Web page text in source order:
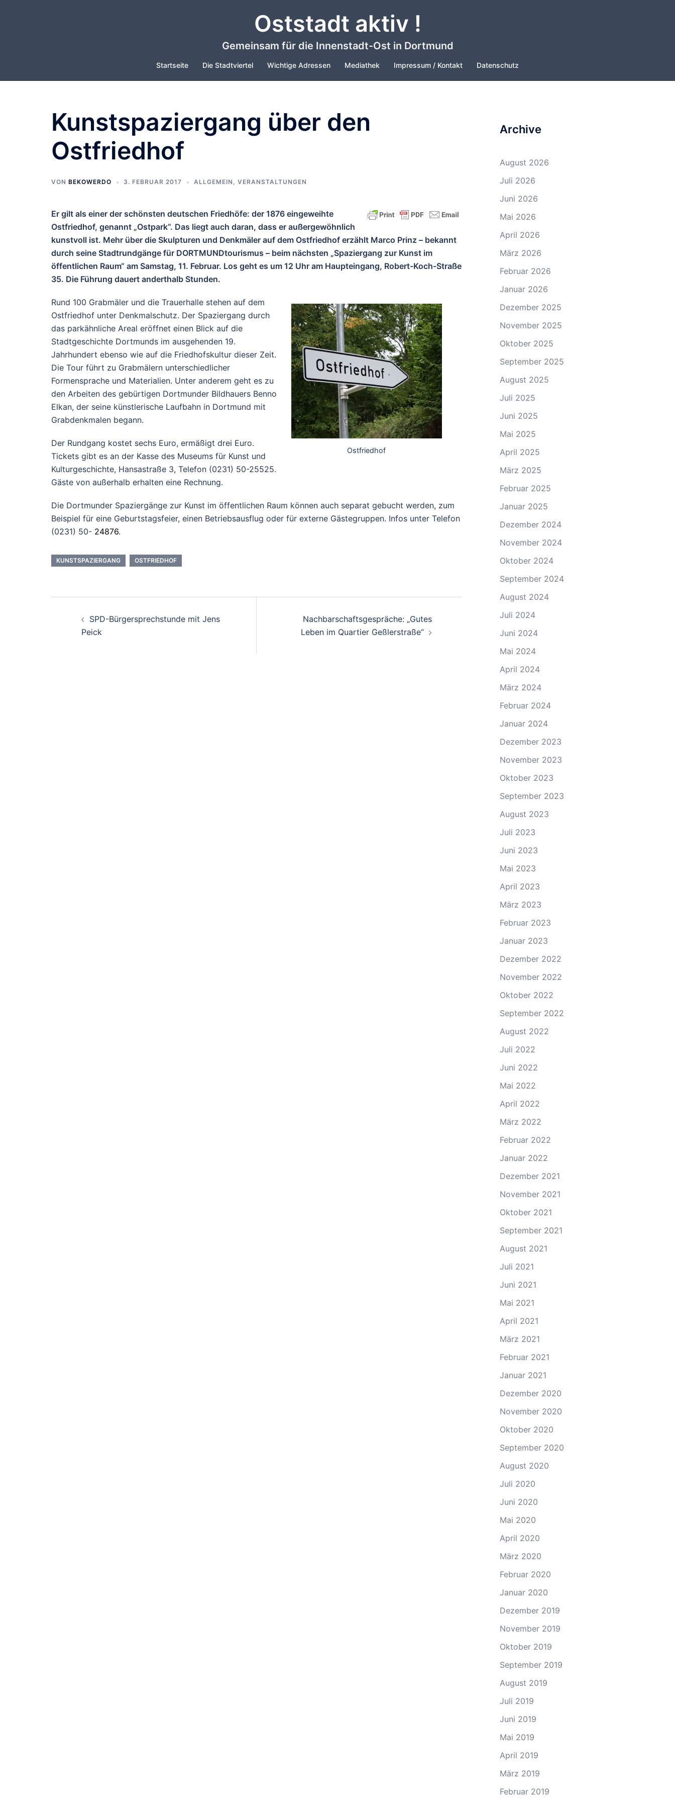
Oststadt aktiv !
Gemeinsam für die Innenstadt-Ost in Dortmund
Startseite Die Stadtviertel Wichtige Adressen Mediathek Impressum / Kontakt Datenschutz
Kunstspaziergang über den
Ostfriedhof
VON BEKOWERDO 3. FEBRUAR 2017 ALLGEMEIN , VERANSTALTUNGEN
Er gilt als einer der schönsten deutschen Friedhöfe: der 1876 eingeweihte
Ostfriedhof, genannt „Ostpark“. Das liegt auch daran, dass er außergewöhnlich
kunstvoll ist. Mehr über die Skulpturen und Denkmäler auf dem Ostfriedhof erzählt Marco Prinz – bekannt
durch seine Stadtrundgänge für DORTMUNDtourismus – beim nächsten „Spaziergang zur Kunst im
öffentlichen Raum“ am Samstag, 11. Februar. Los geht es um 12 Uhr am Haupteingang, Robert-Koch-Straße
35. Die Führung dauert anderthalb Stunden.
Ostfriedhof
Rund 100 Grabmäler und die Trauerhalle stehen auf dem
Ostfriedhof unter Denkmalschutz. Der Spaziergang durch
das parkähnliche Areal eröffnet einen Blick auf die
Stadtgeschichte Dortmunds im ausgehenden 19.
Jahrhundert ebenso wie auf die Friedhofskultur dieser Zeit.
Die Tour führt zu Grabmälern unterschiedlicher
Formensprache und Materialien. Unter anderem geht es zu
den Arbeiten des gebürtigen Dortmunder Bildhauers Benno
Elkan, der seine künstlerische Laufbahn in Dortmund mit
Grabdenkmalen begann.
Der Rundgang kostet sechs Euro, ermäßigt drei Euro.
Tickets gibt es an der Kasse des Museums für Kunst und
Kulturgeschichte, Hansastraße 3, Telefon (0231) 50-25525.
Gäste von außerhalb erhalten eine Rechnung.
Die Dortmunder Spaziergänge zur Kunst im öffentlichen Raum können auch separat gebucht werden, zum
Beispiel für eine Geburtstagsfeier, einen Betriebsausflug oder für externe Gästegruppen. Infos unter Telefon
(0231) 50- 24876.
KUNSTSPAZIERGANG OSTFRIEDHOF
Beitrags-
Navigation
SPD-Bürgersprechstunde mit Jens
Peick
Nachbarschaftsgespräche: „Gutes
Leben im Quartier Geßlerstraße“
Archive
August 2026
Juli 2026
Juni 2026
Mai 2026
April 2026
März 2026
Februar 2026
Januar 2026
Dezember 2025
November 2025
Oktober 2025
September 2025
August 2025
Juli 2025
Juni 2025
Mai 2025
April 2025
März 2025
Februar 2025
Januar 2025
Dezember 2024
November 2024
Oktober 2024
September 2024
August 2024
Juli 2024
Juni 2024
Mai 2024
April 2024
März 2024
Februar 2024
Januar 2024
Dezember 2023
November 2023
Oktober 2023
September 2023
August 2023
Juli 2023
Juni 2023
Mai 2023
April 2023
März 2023
Februar 2023
Januar 2023
Dezember 2022
November 2022
Oktober 2022
September 2022
August 2022
Juli 2022
Juni 2022
Mai 2022
April 2022
März 2022
Februar 2022
Januar 2022
Dezember 2021
November 2021
Oktober 2021
September 2021
August 2021
Juli 2021
Juni 2021
Mai 2021
April 2021
März 2021
Februar 2021
Januar 2021
Dezember 2020
November 2020
Oktober 2020
September 2020
August 2020
Juli 2020
Juni 2020
Mai 2020
April 2020
März 2020
Februar 2020
Januar 2020
Dezember 2019
November 2019
Oktober 2019
September 2019
August 2019
Juli 2019
Juni 2019
Mai 2019
April 2019
März 2019
Februar 2019